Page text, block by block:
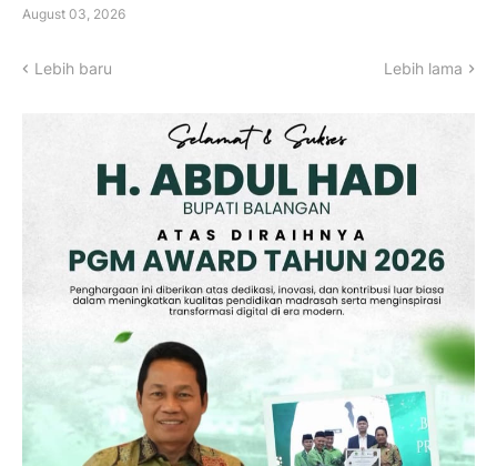
August 03, 2026
Lebih baru Lebih lama